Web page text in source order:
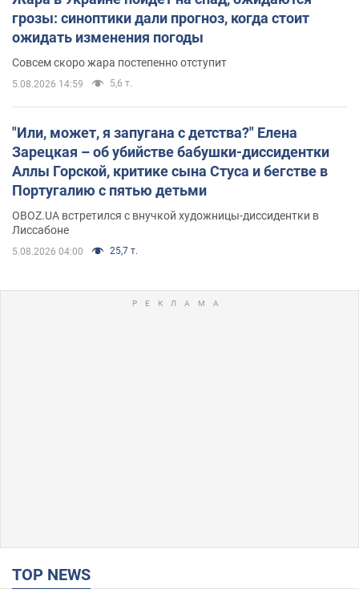
грозы: синоптики дали прогноз, когда стоит
ожидать изменения погоды
Совсем скоро жара постепенно отступит
5.08.2026 14:59 5,6 т.
"Или, может, я запугана с детства?" Елена
Зарецкая – об убийстве бабушки-диссидентки
Аллы Горской, критике сына Стуса и бегстве в
Португалию с пятью детьми
OBOZ.UA встретился с внучкой художницы-диссидентки в
Лиссабоне
5.08.2026 04:00 25,7 т.
TOP NEWS